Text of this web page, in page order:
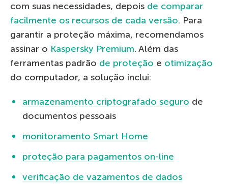
com suas necessidades, depois de comparar
facilmente os recursos de cada versão. Para
garantir a proteção máxima, recomendamos
assinar o Kaspersky Premium. Além das
ferramentas padrão de proteção e otimização
do computador, a solução inclui:
armazenamento criptografado seguro de
documentos pessoais
monitoramento Smart Home
proteção para pagamentos on-line
verificação de vazamentos de dados